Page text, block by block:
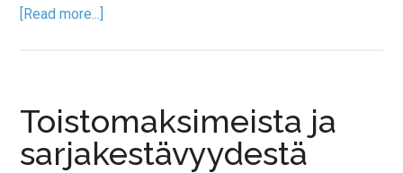
[Read more...]
Toistomaksimeista ja
sarjakestävyydestä